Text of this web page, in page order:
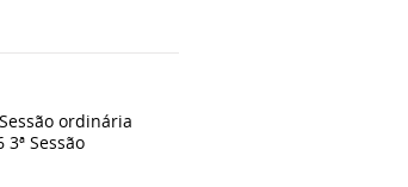
ordinária
Sessão